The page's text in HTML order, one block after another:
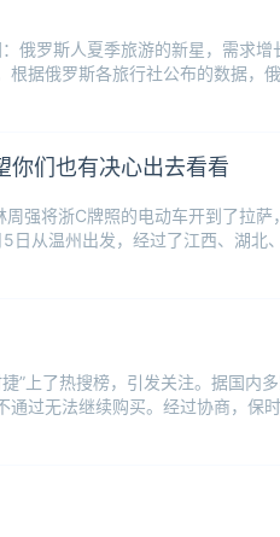
俄罗斯人夏季旅游的新星，需求
据俄罗斯各旅行社公布的数据，
你们也有决心出去看看
强将浙C牌照的电动车开到了拉萨
从温州出发，经过了江西、湖北
”上了热搜榜，引发关注。据国内
过无法继续购买。经过协商，保